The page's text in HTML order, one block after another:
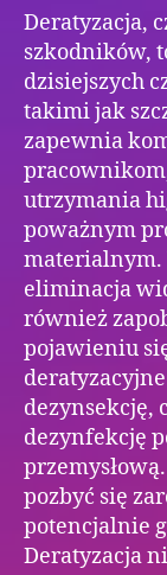
Deratyzacja,
szkodników,
dzisiejszych
takimi jak
zapewnia
utrzymania
poważnym
materialnym.
eliminacja
również
pojawieniu
dezynsekcję,
dezynfekcję
pozbyć się
potencjalnie
Deratyzacja